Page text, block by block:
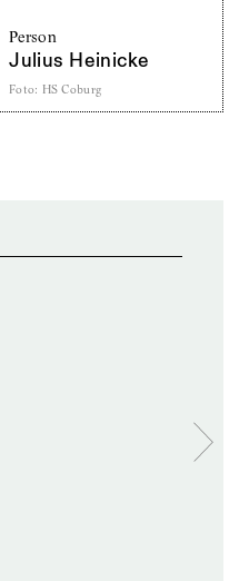
Person
Julius Heinicke
Foto: HS Coburg